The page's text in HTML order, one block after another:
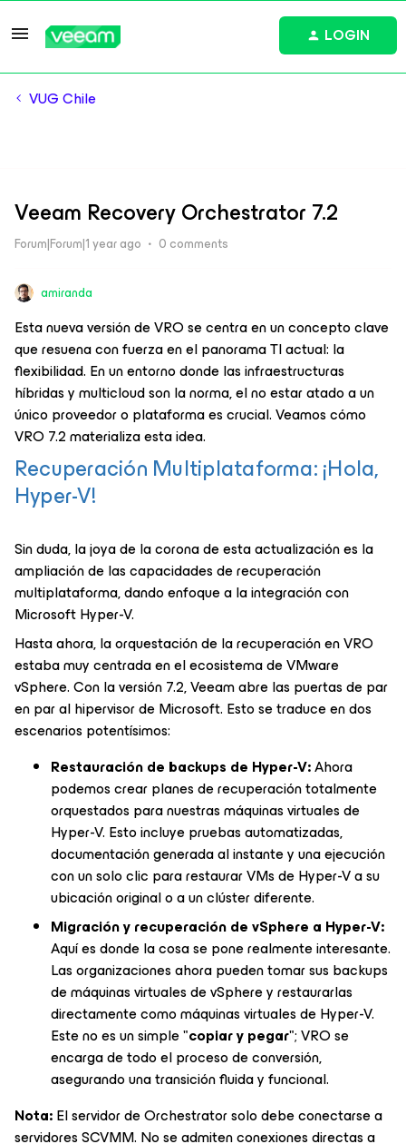
LOGIN
VUG Chile
Veeam Recovery Orchestrator 7.2
Forum|Forum|1 year ago 0 comments
amiranda
Esta nueva versión de VRO se centra en un concepto clave
que resuena con fuerza en el panorama TI actual: la
flexibilidad. En un entorno donde las infraestructuras
híbridas y multicloud son la norma, el no estar atado a un
único proveedor o plataforma es crucial. Veamos cómo
VRO 7.2 materializa esta idea.
Recuperación Multiplataforma: ¡Hola,
Hyper-V!
Sin duda, la joya de la corona de esta actualización es la
ampliación de las capacidades de recuperación
multiplataforma, dando enfoque a la integración con
Microsoft Hyper-V.
Hasta ahora, la orquestación de la recuperación en VRO
estaba muy centrada en el ecosistema de VMware
vSphere. Con la versión 7.2, Veeam abre las puertas de par
en par al hipervisor de Microsoft. Esto se traduce en dos
escenarios potentísimos:
Restauración de backups de Hyper-V:Ahora
podemos crear planes de recuperación totalmente
orquestados para nuestras máquinas virtuales de
Hyper-V. Esto incluye pruebas automatizadas,
documentación generada al instante y una ejecución
con un solo clic para restaurar VMs de Hyper-V a su
ubicación original o a un clúster diferente.
Migración y recuperación de vSphere a Hyper-V:
Aquí es donde la cosa se pone realmente interesante.
Las organizaciones ahora pueden tomar sus backups
de máquinas virtuales de vSphere y restaurarlas
directamente como máquinas virtuales de Hyper-V.
Este no es un simple "copiar y pegar"; VRO se
encarga de todo el proceso de conversión,
asegurando una transición fluida y funcional.
Nota:El servidor de Orchestrator solo debe conectarse a
servidores SCVMM. No se admiten conexiones directas a